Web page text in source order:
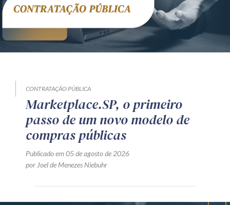
CONTRATAÇÃO PÚBLICA
Marketplace.SP, o primeiro
passo de um novo modelo de
compras públicas
Publicado em 05 de agosto de 2026
por Joel de Menezes Niebuhr